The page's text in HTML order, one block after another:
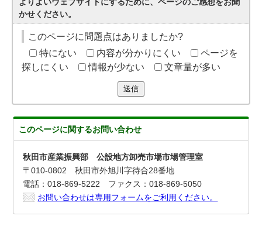
かせください。
このページに問題点はありましたか?
特にない
内容が分かりにくい
ページを
探しにくい
情報が少ない 文章量が多い
送信
このページに関するお問い合わせ
秋田市産業振興部 公設地方卸売市場市場管理室
〒010-0802 秋田市外旭川字待合28番地
電話：018-869-5222 ファクス：018-869-5050
お問い合わせは専用フォームをご利用ください。